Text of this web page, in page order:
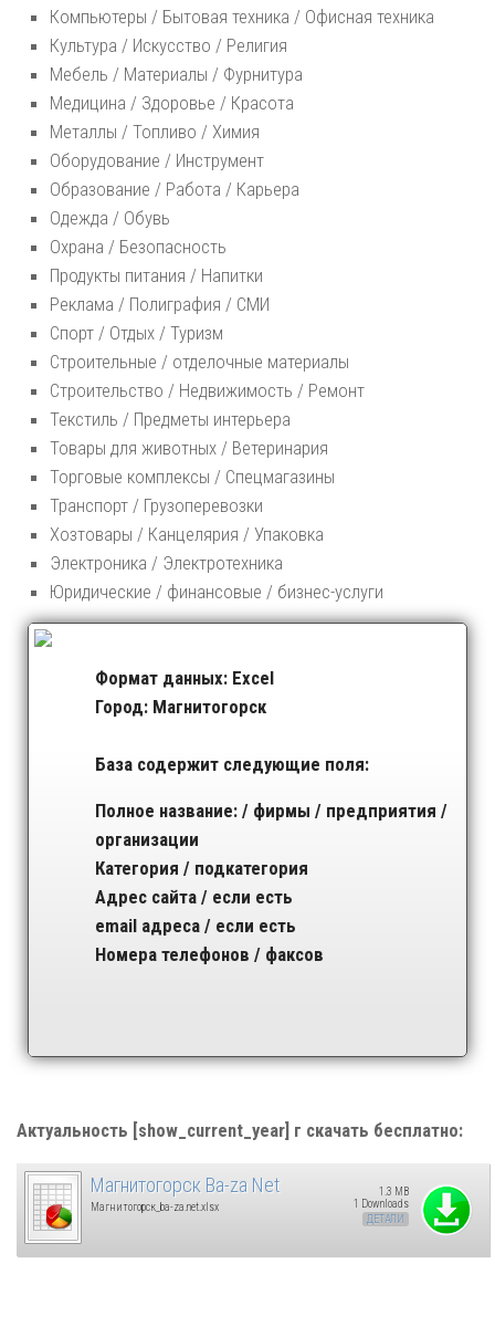
Компьютеры / Бытовая техника / Офисная техника
Культура / Искусство / Религия
Мебель / Материалы / Фурнитура
Медицина / Здоровье / Красота
Металлы / Топливо / Химия
Оборудование / Инструмент
Образование / Работа / Карьера
Одежда / Обувь
Охрана / Безопасность
Продукты питания / Напитки
Реклама / Полиграфия / СМИ
Спорт / Отдых / Туризм
Строительные / отделочные материалы
Строительство / Недвижимость / Ремонт
Текстиль / Предметы интерьера
Товары для животных / Ветеринария
Торговые комплексы / Спецмагазины
Транспорт / Грузоперевозки
Хозтовары / Канцелярия / Упаковка
Электроника / Электротехника
Юридические / финансовые / бизнес-услуги
Формат данных: Excel
Город: Магнитогорск
База содержит следующие поля:
Полное название: / фирмы / предприятия /
организации
Категория / подкатегория
Адрес сайта / если есть
email адреса / если есть
Номера телефонов / факсов
Актуальность [show_current_year] г скачать бесплатно:
Магнитогорск Ba-za Net
Магнитогорск_ba-za.net.xlsx
1.3 MB
1 Downloads
ДЕТАЛИ